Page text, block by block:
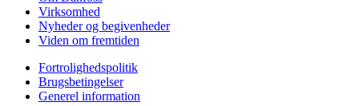
Virksomhed
Nyheder og begivenheder
Viden om fremtiden
Fortrolighedspolitik
Brugsbetingelser
Generel information